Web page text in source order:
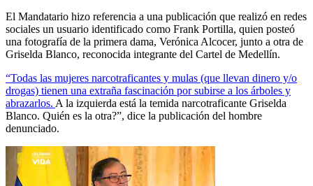
El Mandatario hizo referencia a una publicación que realizó en redes
sociales un usuario identificado como Frank Portilla, quien posteó
una fotografía de la primera dama, Verónica Alcocer, junto a otra de
Griselda Blanco, reconocida integrante del Cartel de Medellín.
“Todas las mujeres narcotraficantes y mulas (que llevan dinero y/o
drogas) tienen una extraña fascinación por subirse a los árboles y
abrazarlos. A la izquierda está la temida narcotraficante Griselda
Blanco. Quién es la otra?”, dice la publicación del hombre
denunciado.